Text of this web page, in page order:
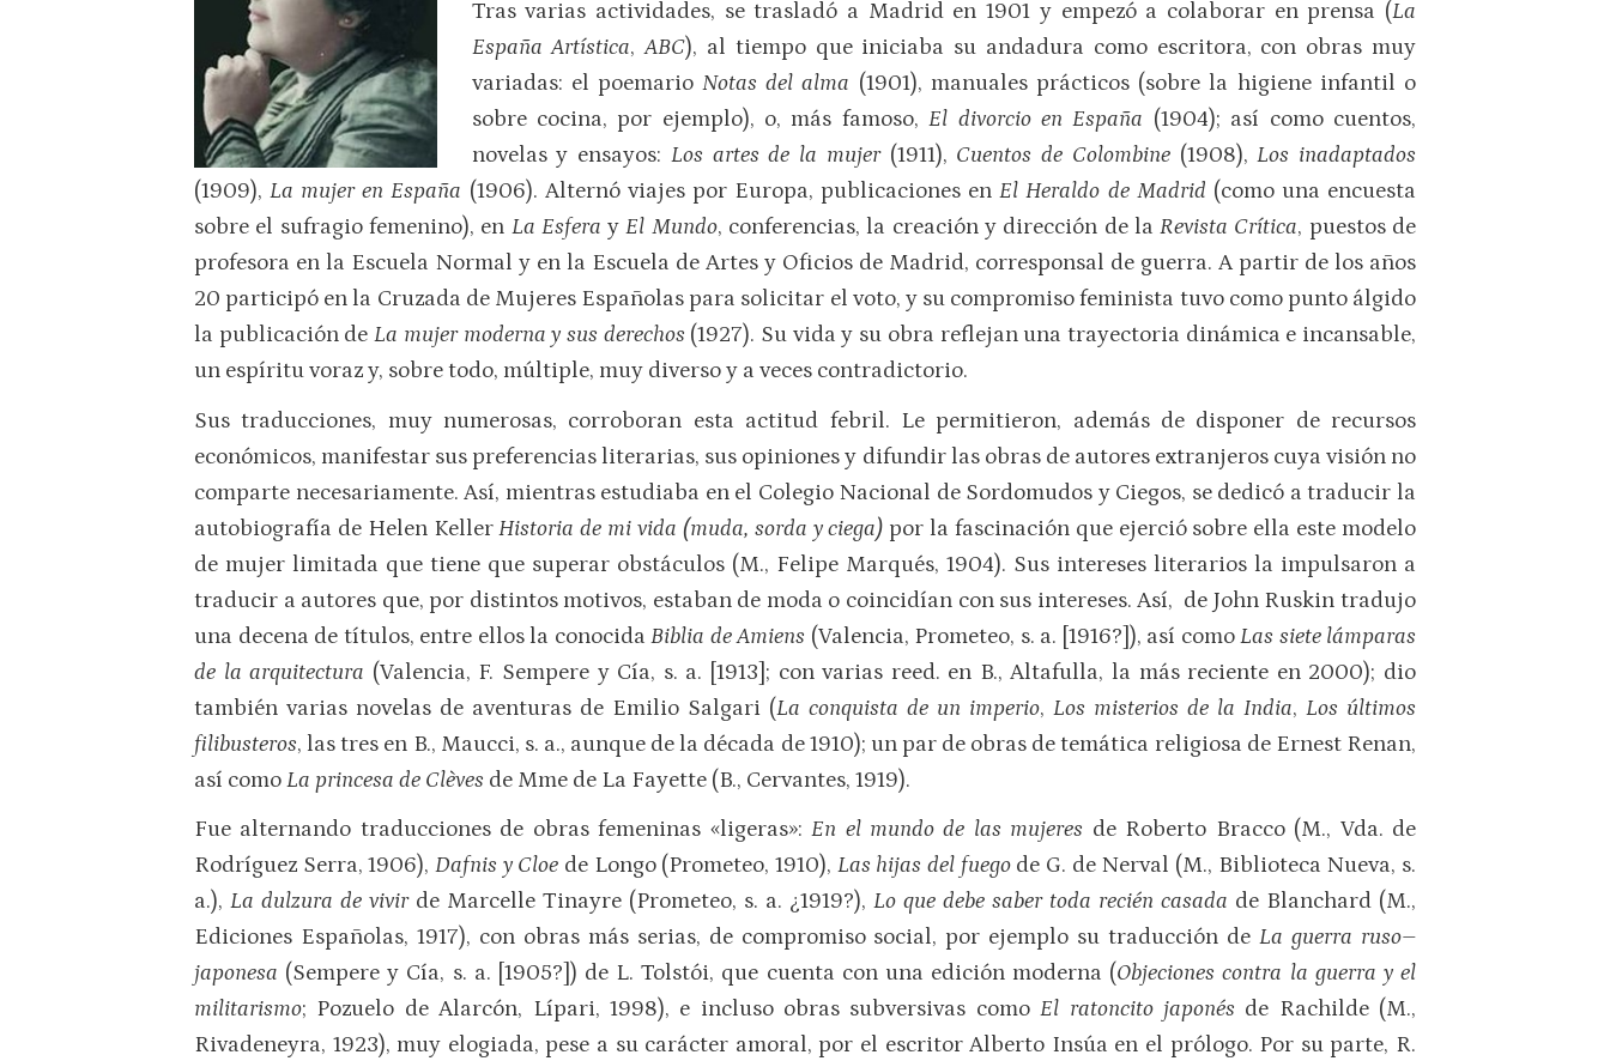
Tras varias actividades, se trasladó a Madrid en 1901 y empezó a colaborar en prensa (La
España Artística,ABC), al tiempo que iniciaba su andadura como escritora, con obras muy
variadas: el poemarioNotas del alma (1901), manuales prácticos (sobre la higiene infantil o
sobre cocina, por ejemplo), o, más famoso,El divorcio en España (1904); así como cuentos,
novelas y ensayos: Los artes de la mujer (1911), Cuentos de Colombine (1908),Los inadaptados
(1909),La mujer en España (1906). Alternó viajes por Europa, publicaciones enEl Heraldo de Madrid (como una encuesta
sobre el sufragio femenino), en La EsferayEl Mundo, conferencias, la creación y dirección de laRevista Crítica, puestos de
profesora en la Escuela Normal y en la Escuela de Artes y Oficios de Madrid, corresponsal de guerra. A partir de los años
20 participó en la Cruzada de Mujeres Españolas para solicitar el voto, y su compromiso feminista tuvo como punto álgido
la publicación deLa mujer moderna y sus derechos (1927). Su vida y su obra reflejan una trayectoria dinámica e incansable,
un espíritu voraz y, sobre todo, múltiple, muy diverso y a veces contradictorio.
Sus traducciones, muy numerosas, corroboran esta actitud febril. Le permitieron, además de disponer de recursos
económicos, manifestar sus preferencias literarias, sus opiniones y difundir las obras de autores extranjeros cuya visión no
comparte necesariamente. Así, mientras estudiaba en el Colegio Nacional de Sordomudos y Ciegos, se dedicó a traducir la
autobiografía de Helen KellerHistoria de mi vida (muda, sorda y ciega) por la fascinación que ejerció sobre ella este modelo
de mujer limitada que tiene que superar obstáculos (M., Felipe Marqués, 1904). Sus intereses literarios la impulsaron a
traducir a autores que, por distintos motivos, estaban de moda o coincidían con sus intereses. Así, de John Ruskin tradujo
una decena de títulos, entre ellos la conocida Biblia de Amiens (Valencia, Prometeo, s. a. [1916?]), así comoLas siete lámparas
de la arquitectura (Valencia, F. Sempere y Cía, s. a. [1913]; con varias reed. en B., Altafulla, la más reciente en 2000); dio
también varias novelas de aventuras de Emilio Salgari (La conquista de un imperio, Los misterios de la India, Los últimos
filibusteros, las tres en B., Maucci, s. a., aunque de la década de 1910); un par de obras de temática religiosa de Ernest Renan,
así comoLa princesa de Clèves de Mme de La Fayette (B., Cervantes, 1919).
Fue alternando traducciones de obras femeninas «ligeras»:En el mundo de las mujeres de Roberto Bracco (M., Vda. de
Rodríguez Serra, 1906), Dafnis y Cloe de Longo (Prometeo, 1910), Las hijas del fuego de G. de Nerval (M., Biblioteca Nueva, s.
a.), La dulzura de vivirde Marcelle Tinayre (Prometeo, s. a. ¿1919?), Lo que debe saber toda recién casada de Blanchard (M.,
Ediciones Españolas, 1917), con obras más serias, de compromiso social, por ejemplo su traducción deLa guerra ruso–
japonesa (Sempere y Cía, s. a. [1905?]) de L. Tolstói, que cuenta con una edición moderna (Objeciones contra la guerra y el
militarismo; Pozuelo de Alarcón, Lípari, 1998), e incluso obras subversivas comoEl ratoncito japonés de Rachilde (M.,
Rivadeneyra, 1923), muy elogiada, pese a su carácter amoral, por el escritor Alberto Insúa en el prólogo. Por su parte, R.